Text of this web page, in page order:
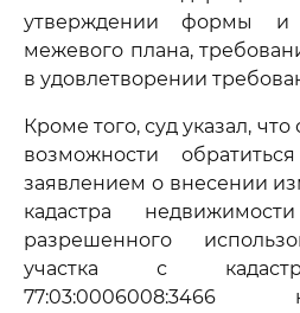
утверждении формы и
межевого плана,
в удовлетворении
Кроме того, суд указал,
возможности
заявлением о внесении
кадастра
разрешенного
участка с